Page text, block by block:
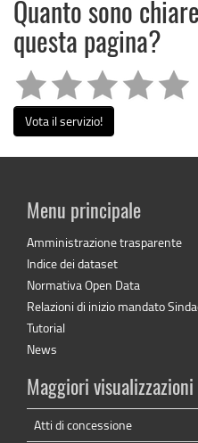
Quanto sono
questa pagina?
Vota il servizio!
Menu principale
Amministrazione trasparente
Indice dei dataset
Normativa Open Data
Relazioni di inizio mandato
Tutorial
News
Maggiori visualizzazioni
Atti di concessione